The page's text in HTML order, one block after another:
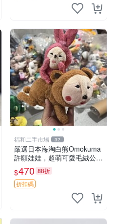
福和二手市場 32
嚴選日本海淘白熊Omokuma
許願娃娃，超萌可愛毛絨公仔
推薦收藏 白熊 Omokuma 毛
絨玩具 偽裝娃娃 玩具擺飾
$470 88折
折扣碼